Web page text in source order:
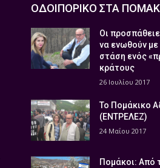
ΟΔΟΙΠΟΡΙΚΟ ΣΤΑ
Οι
να ενωθούν με
στάση ενός
κράτους
26 Ιουλίου 2017
Το Πομάκικο
(ΕΝΤΡΕΛΕΖ)
24 Μαΐου 2017
Πομάκοι: Από